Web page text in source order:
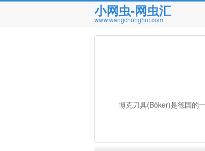
小网虫-网虫汇
www.wangchonghui.com
博克刀具(Böker)是德国的